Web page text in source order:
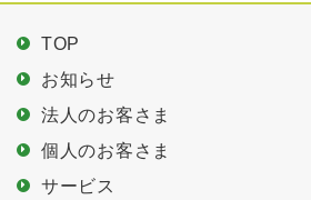
TOP
お知らせ
法人のお客さま
個人のお客さま
サービス